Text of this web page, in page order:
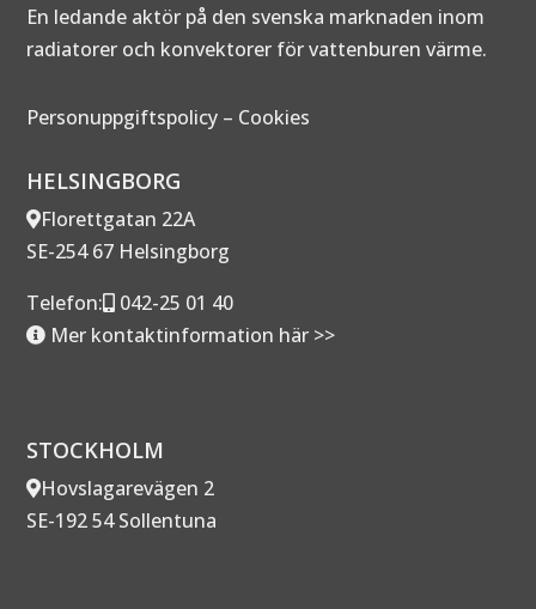
En ledande aktör på den svenska marknaden inom
radiatorer och konvektorer för vattenburen värme.
Personuppgiftspolicy – Cookies
HELSINGBORG
Florettgatan 22A
SE-254 67 Helsingborg
Telefon:
042-25 01 40
Mer kontaktinformation här >>
STOCKHOLM
Hovslagarevägen 2
SE-192 54 Sollentuna